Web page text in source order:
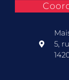
5,